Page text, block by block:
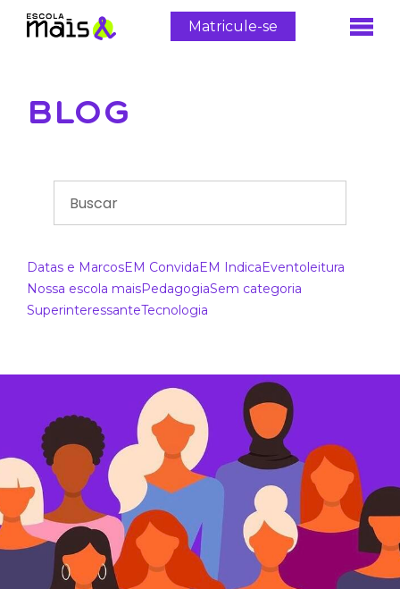
Matricule-se
BLOG
Datas e MarcosEM ConvidaEM IndicaEventoleitura
Nossa escola maisPedagogiaSem categoria
SuperinteressanteTecnologia